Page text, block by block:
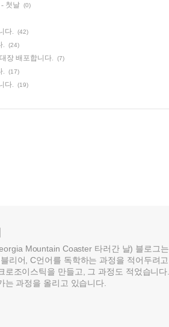
첫날 (0)
다. (42)
. (24)
장 배포합니다. (7)
. (17)
다. (19)
Mountain Coaster 타러간 날) 블로그는
리어, C언어를 독학하는 과정을 적어두려
로조이스틱을 만들고, 그 과정도 적었습니
는 과정을 올리고 있습니다.